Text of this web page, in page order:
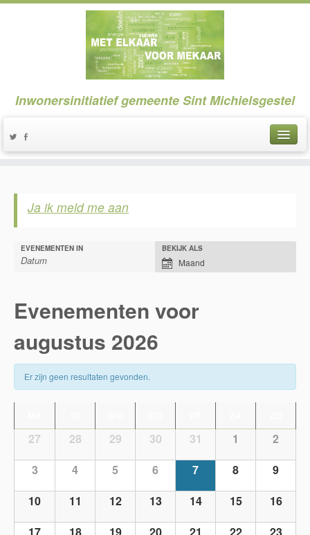
Inwonersinitiatief gemeente Sint Michielsgestel
Ja ik meld me aan
BEKIJK ALS
Maand
EVENEMENTEN IN
Evenementen voor
augustus 2026
Er zijn geen resultaten gevonden.
27 28 29 30 31 1
2
3
4 5 6 7 8
9
10
11 12 13 14 15
16